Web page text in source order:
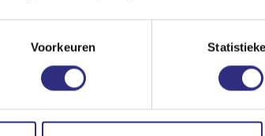
Voorkeuren
of medewerker van Inholland bent, en heb
indoor op de blauwe SURF-knop te
een abonnement aanschaffen.